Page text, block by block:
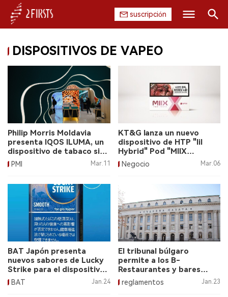
suscripción
INICIO
PRODUCTO
REGULACIÓN
CHINA
EXPOSICIÓN
ENTREVISTA
DISPOSITIVOS DE VAPEO
Philip Morris Moldavia
presenta IQOS ILUMA, un
dispositivo de tabaco sin
humo.
PMI Mar.11
KT&G lanza un nuevo
dispositivo de HTP "lil
Hybrid" Pod "MIIX
UPTOO".
Negocio Mar.06
BAT Japón presenta
nuevos sabores de Lucky
Strike para el dispositivo
Glo Hyper
BAT Jan.24
El tribunal búlgaro
permite a los B-
Restaurantes y bares
utilizar dispositivos de
calentamiento de tabaco.
reglamentos Jan.23